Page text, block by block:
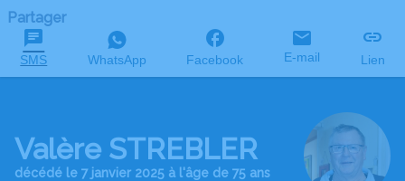
Partager
SMS WhatsApp Facebook E-mail Lien
Valère STREBLER
décédé le 7 janvier 2025 à l'âge de 75 ans